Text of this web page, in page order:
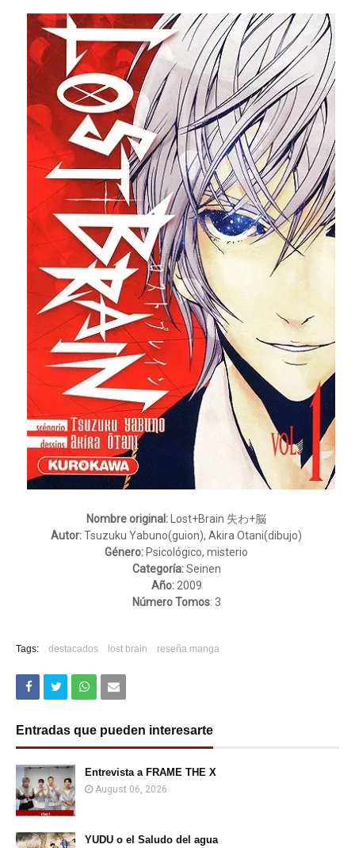
Nombre original: Lost+Brain 失わ+脳
Autor:Tsuzuku Yabuno(guion), Akira Otani(dibujo)
Género: Psicológico, misterio
Categoría:Seinen
Año:2009
Número Tomos: 3
Tags: destacados lost brain reseña manga
Entradas que pueden interesarte
Entrevista a FRAME THE X
August 06, 2026
YUDU o el Saludo del agua